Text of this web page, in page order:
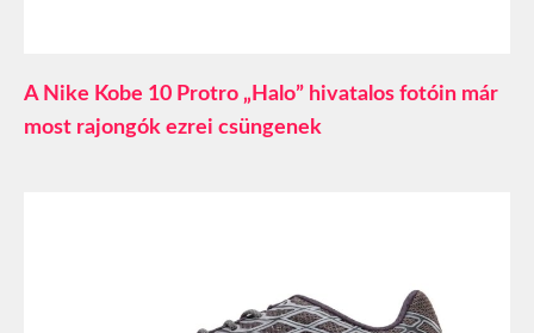
A Nike Kobe 10 Protro „Halo” hivatalos fotóin már
most rajongók ezrei csüngenek